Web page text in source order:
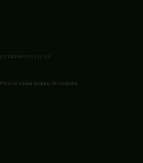
0.1749539375 | Q: 23
Produkt został dodany do koszyka